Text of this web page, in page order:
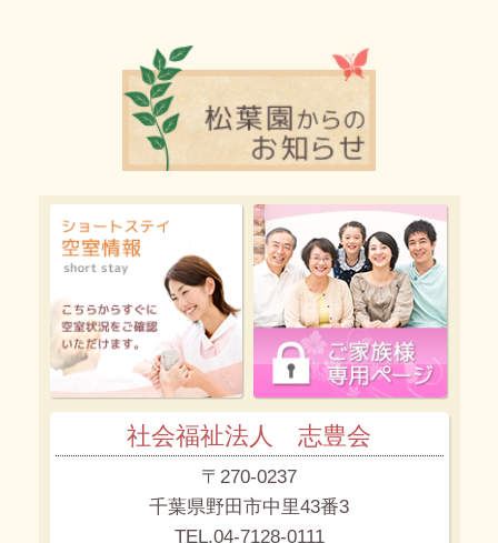
社会福祉法人 志豊会
〒270-0237
千葉県野田市中里43番3
TEL.04-7128-0111